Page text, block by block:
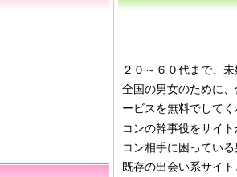
２０～６０代まで、
全国の男女のために
ービスを無料でして
コンの幹事役をサイ
コン相手に困ってい
既存の出会い系サイ